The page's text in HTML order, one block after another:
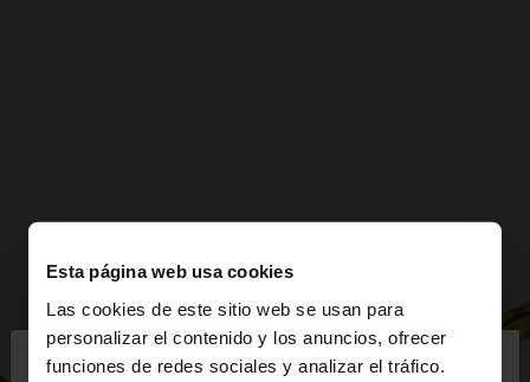
Esta página web usa cookies
Las cookies de este sitio web se usan para
personalizar el contenido y los anuncios, ofrecer
funciones de redes sociales y analizar el tráfico.
hola